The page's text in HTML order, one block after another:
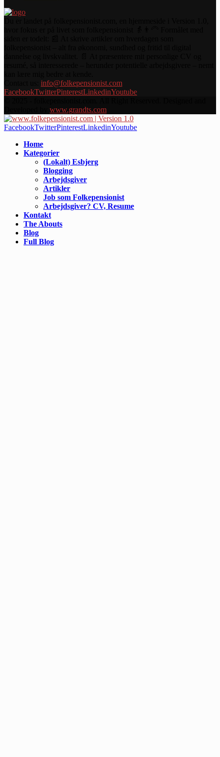
info@folkepensionist.com
FacebookTwitterPinterestLinkedinYoutube
www.grandts.com
FacebookTwitterPinterestLinkedinYoutube
Home
Kategorier
(Lokalt) Esbjerg
Blogging
Arbejdsgiver
Artikler
Job som Folkepensionist
Arbejdsgiver? CV, Resume
Kontakt
The Abouts
Blog
Full Blog